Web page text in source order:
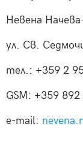
Невена
ул. Св.
тел.: +359 2
GSM: +359
e-mail: